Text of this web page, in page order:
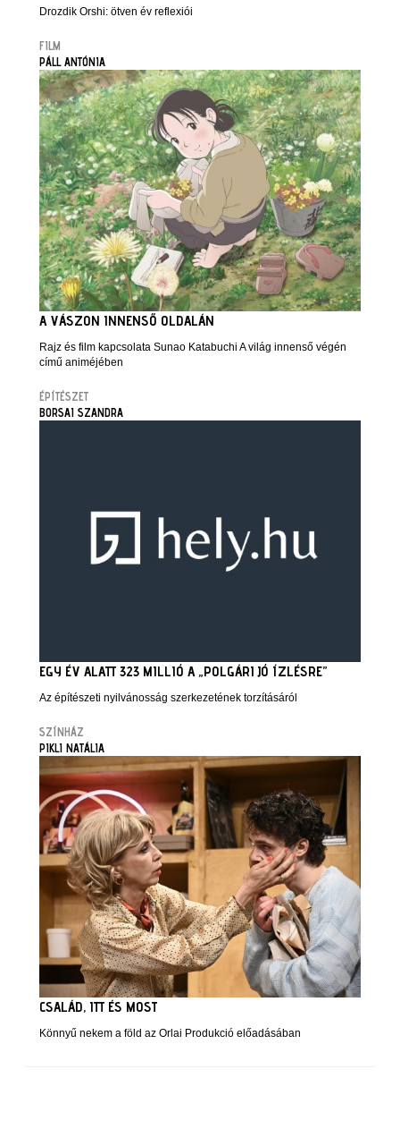
Drozdik Orshi: ötven év reflexiói
FILM
PÁLL ANTÓNIA
A VÁSZON INNENSŐ OLDALÁN
Rajz és film kapcsolata Sunao Katabuchi A világ innenső végén
című animéjében
ÉPÍTÉSZET
BORSAI SZANDRA
EGY ÉV ALATT 323 MILLIÓ A „POLGÁRI JÓ ÍZLÉSRE”
Az építészeti nyilvánosság szerkezetének torzításáról
SZÍNHÁZ
PIKLI NATÁLIA
CSALÁD, ITT ÉS MOST
Könnyű nekem a föld az Orlai Produkció előadásában